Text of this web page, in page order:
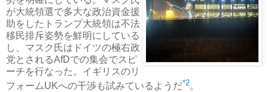
が大統領選で多大な政治資金援
助をしたトランプ大統領は不法
移民排斥姿勢を鮮明にしている
し、マスク氏はドイツの極右政
党とされるAfDでの集会でスピ
ーチを行なった。イギリスのリ
フォームUKへの干渉も試みているようだ*2。